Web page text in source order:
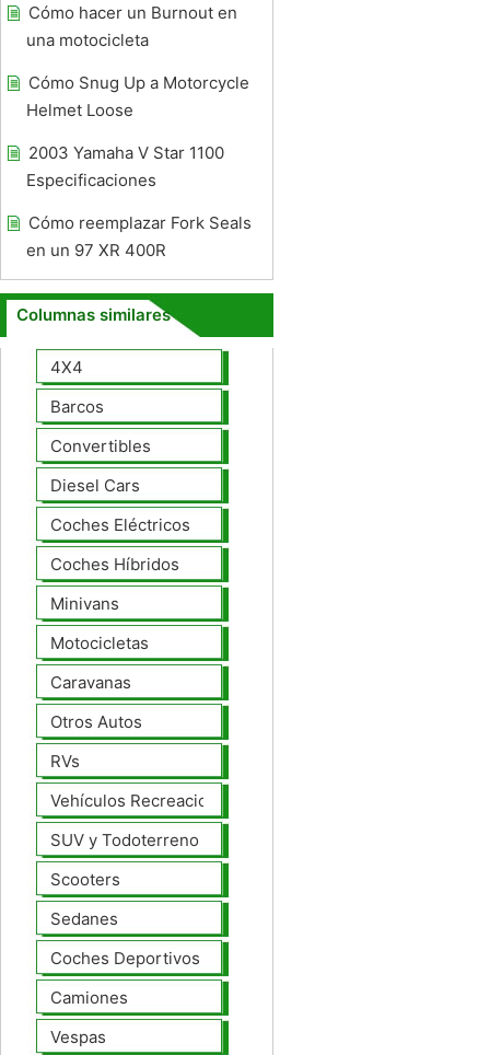
Cómo hacer un Burnout en
una motocicleta
Cómo Snug Up a Motorcycle
Helmet Loose
2003 Yamaha V Star 1100
Especificaciones
Cómo reemplazar Fork Seals
en un 97 XR 400R
Columnas similares
4X4
Barcos
Convertibles
Diesel Cars
Coches Eléctricos
Coches Híbridos
Minivans
Motocicletas
Caravanas
Otros Autos
RVs
Vehículos Recreacionales
SUV y Todoterreno
Scooters
Sedanes
Coches Deportivos
Camiones
Vespas